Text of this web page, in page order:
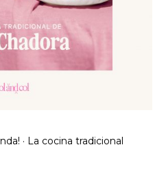
· La cocina tradicional